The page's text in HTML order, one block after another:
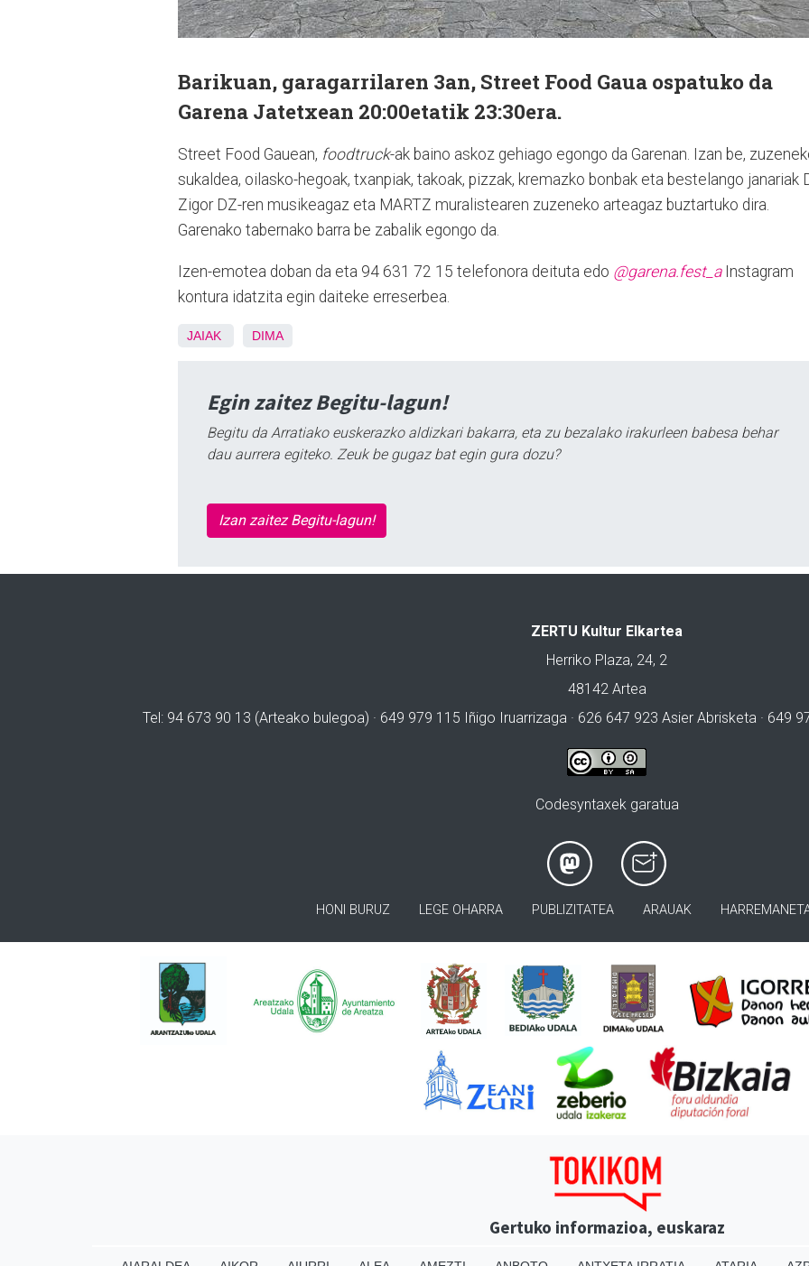
Barikuan, garagarrilaren 3an, Street Food Gaua ospatuko da
Garena Jatetxean 20:00etatik 23:30era.
Street Food Gauean, foodtruck-ak baino askoz gehiago egongo da Garenan. Izan be,
sukaldea, oilasko-hegoak, txanpiak, takoak, pizzak, kremazko bonbak eta bestelango janariak
Zigor DZ-ren musikeagaz eta MARTZ muralistearen zuzeneko arteagaz buztartuko dira.
Garenako tabernako barra be zabalik egongo da.
Izen-emotea doban da eta 94 631 72 15 telefonora deituta edo @garena.fest_aInstagram
kontura idatzita egin daiteke erreserbea.
JAIAK DIMA
Egin zaitez Begitu-lagun!
Begitu da Arratiako euskerazko aldizkari bakarra, eta zu bezalako irakurleen babesa behar
dau aurrera egiteko. Zeuk be gugaz bat egin gura dozu?
Izan zaitez Begitu-lagun!
ZERTU Kultur Elkartea
Herriko Plaza, 24, 2
48142 Artea
Tel: 94 673 90 13 (Arteako bulegoa) · 649 979 115 Iñigo Iruarrizaga · 626 647 923 Asier Abrisketa · 649
Codesyntaxek garatua
HONI BURUZ LEGE OHARRA PUBLIZITATEA ARAUAK
Gertuko informazioa, euskaraz